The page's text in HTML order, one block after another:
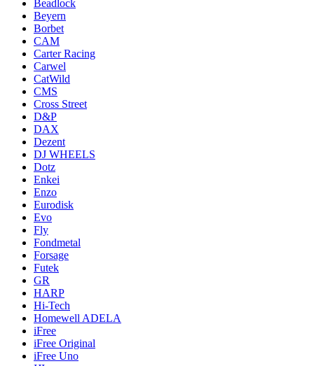
Beadlock
Beyern
Borbet
CAM
Carter Racing
Carwel
CatWild
CMS
Cross Street
D&P
DAX
Dezent
DJ WHEELS
Dotz
Enkei
Enzo
Eurodisk
Evo
Fly
Fondmetal
Forsage
Futek
GR
HARP
Hi-Tech
Homewell ADELA
iFree
iFree Original
iFree Uno